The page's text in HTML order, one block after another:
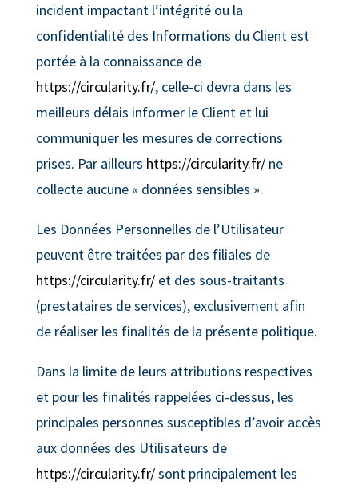
incident impactant l’intégrité ou la
confidentialité des Informations du Client est
portée à la connaissance de
https://circularity.fr/, celle-ci devra dans les
meilleurs délais informer le Client et lui
communiquer les mesures de corrections
prises. Par ailleurs https://circularity.fr/ne
collecte aucune « données sensibles ».
Les Données Personnelles de l’Utilisateur
peuvent être traitées par des filiales de
https://circularity.fr/et des sous-traitants
(prestataires de services), exclusivement afin
de réaliser les finalités de la présente politique.
Dans la limite de leurs attributions respectives
et pour les finalités rappelées ci-dessus, les
principales personnes susceptibles d’avoir accès
aux données des Utilisateurs de
https://circularity.fr/sont principalement les